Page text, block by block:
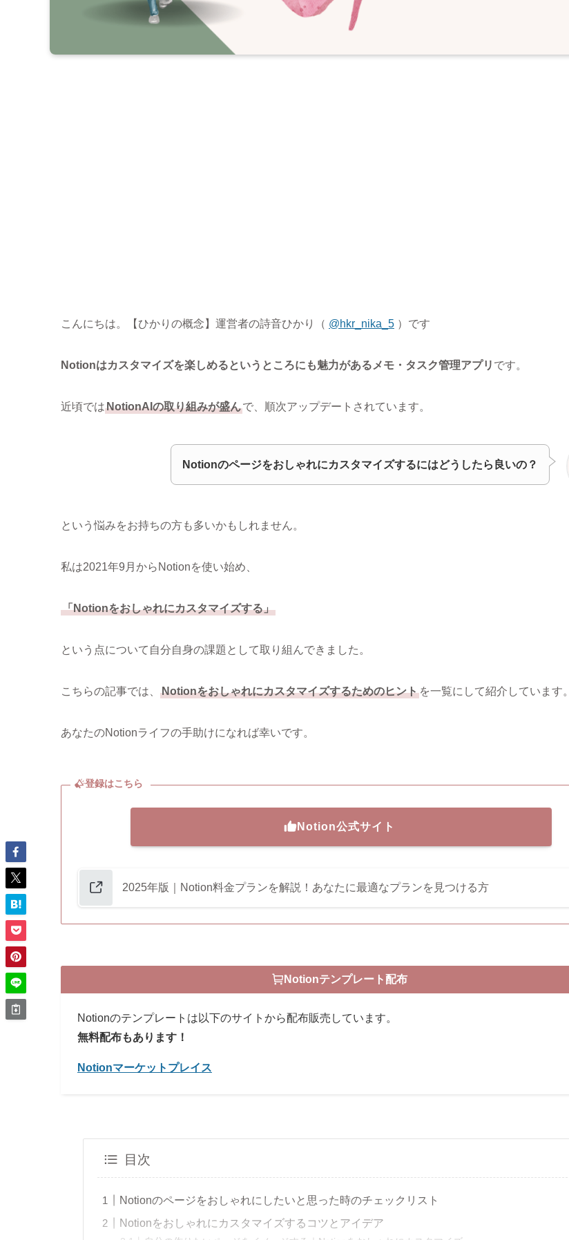
こんにちは。【ひかりの概念】運営者の詩音ひかり（ @hkr_nika_5 ）です
Notionはカスタマイズを楽しめるというところにも魅力があるメモ・タスク管理アプリ です。
近頃ではNotionAIの取り組みが盛んで、順次アップデートされています。
Notionのページをおしゃれにカスタマイズするにはどうしたら良いの？
という悩みをお持ちの方も多いかもしれません。
私は2021年9月からNotionを使い始め、
「Notionをおしゃれにカスタマイズする」
という点について自分自身の課題として取り組んできました。
こちらの記事では、 Notionをおしゃれにカスタマイズするためのヒント を一覧にして紹介しています。
あなたのNotionライフの手助けになれば幸いです。
登録はこちら
Notion公式サイト
2025年版｜Notion料金プランを解説！あなたに最適なプランを見つける方
Notionテンプレート配布
Notionのテンプレートは以下のサイトから配布販売しています。
無料配布もあります！
Notionマーケットプレイス
目次
Notionのページをおしゃれにしたいと思った時のチェックリスト
Notionをおしゃれにカスタマイズするコツとアイデア